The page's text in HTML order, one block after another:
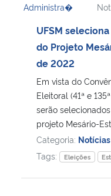
Administra�
UFSM
do Projeto
de 2022
Em vista do
Eleitoral (41ª e
serão
projeto Mesário-
Categoria: Notícias
Tags:
Eleições